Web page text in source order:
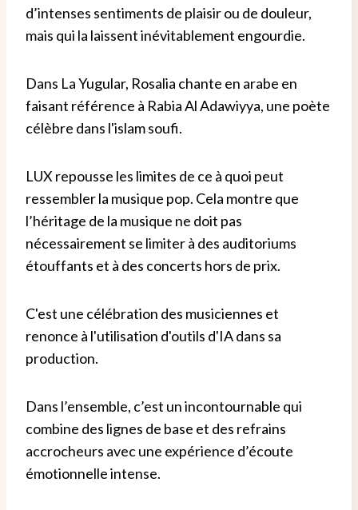
d’intenses sentiments de plaisir ou de douleur,
mais qui la laissent inévitablement engourdie.
Dans La Yugular, Rosalia chante en arabe en
faisant référence à Rabia Al Adawiyya, une poète
célèbre dans l'islam soufi.
LUX repousse les limites de ce à quoi peut
ressembler la musique pop. Cela montre que
l’héritage de la musique ne doit pas
nécessairement se limiter à des auditoriums
étouffants et à des concerts hors de prix.
C'est une célébration des musiciennes et
renonce à l'utilisation d'outils d'IA dans sa
production.
Dans l’ensemble, c’est un incontournable qui
combine des lignes de base et des refrains
accrocheurs avec une expérience d’écoute
émotionnelle intense.